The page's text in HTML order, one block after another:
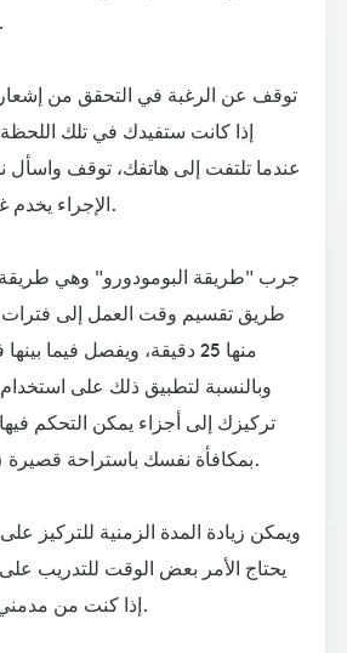
توقظك طوال الليل.
إذا كانت ستفيدك في تلك
عندما تلتفت إلى هاتفك، توقف واسأل
الإجراء يخدم غرضا آخر غير الإلهاء.
طريق تقسيم وقت العمل إلى فترات
منها 25 دقيقة، ويفصل فيما
وبالنسبة لتطبيق ذلك على
بمكافأة نفسك باستراحة قصيرة (للتحقق من هاتفك).
ويمكن زيادة المدة الزمنية للتركيز
يحتاج الأمر بعض الوقت للتدريب على
إذا كنت من مدمني التحقق من الهاتف.